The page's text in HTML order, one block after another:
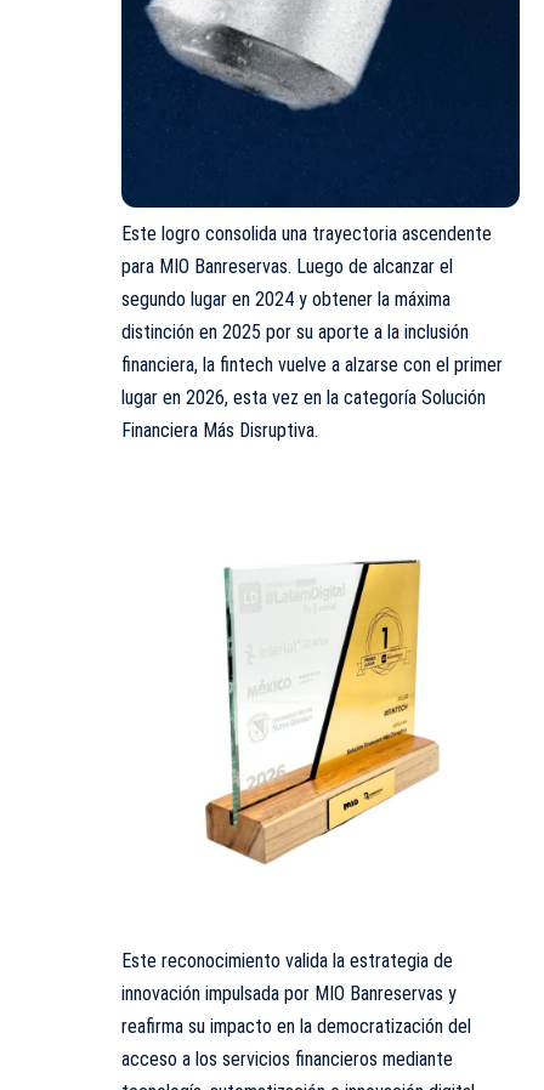
Este logro consolida una trayectoria ascendente
para MIO Banreservas. Luego de alcanzar el
segundo lugar en 2024 y obtener la máxima
distinción en 2025 por su aporte a la inclusión
financiera, la fintech vuelve a alzarse con el primer
lugar en 2026, esta vez en la categoría Solución
Financiera Más Disruptiva.
Este reconocimiento valida la estrategia de
innovación impulsada por MIO Banreservas y
reafirma su impacto en la democratización del
acceso a los servicios financieros mediante